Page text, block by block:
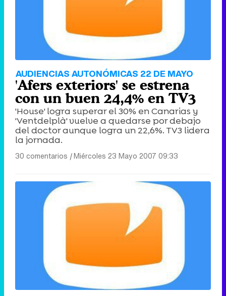
AUDIENCIAS AUTONÓMICAS 22 DE MAYO
'Afers exteriors' se estrena
con un buen 24,4% en TV3
'House' logra superar el 30% en Canarias y
'Ventdelplà' vuelve a quedarse por debajo
del doctor aunque logra un 22,6%. TV3 lidera
la jornada.
30 comentarios |Miércoles 23 Mayo 2007 09:33